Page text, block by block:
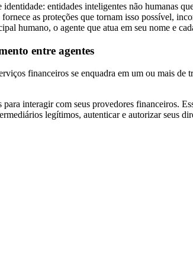
entidades inteligentes não humanas
as proteções que tornam isso possível,
humano, o agente que atua em seu nome e
entre agentes
financeiros se enquadra em um ou mais de
interagir com seus provedores financeiros.
legítimos, autenticar e autorizar seus